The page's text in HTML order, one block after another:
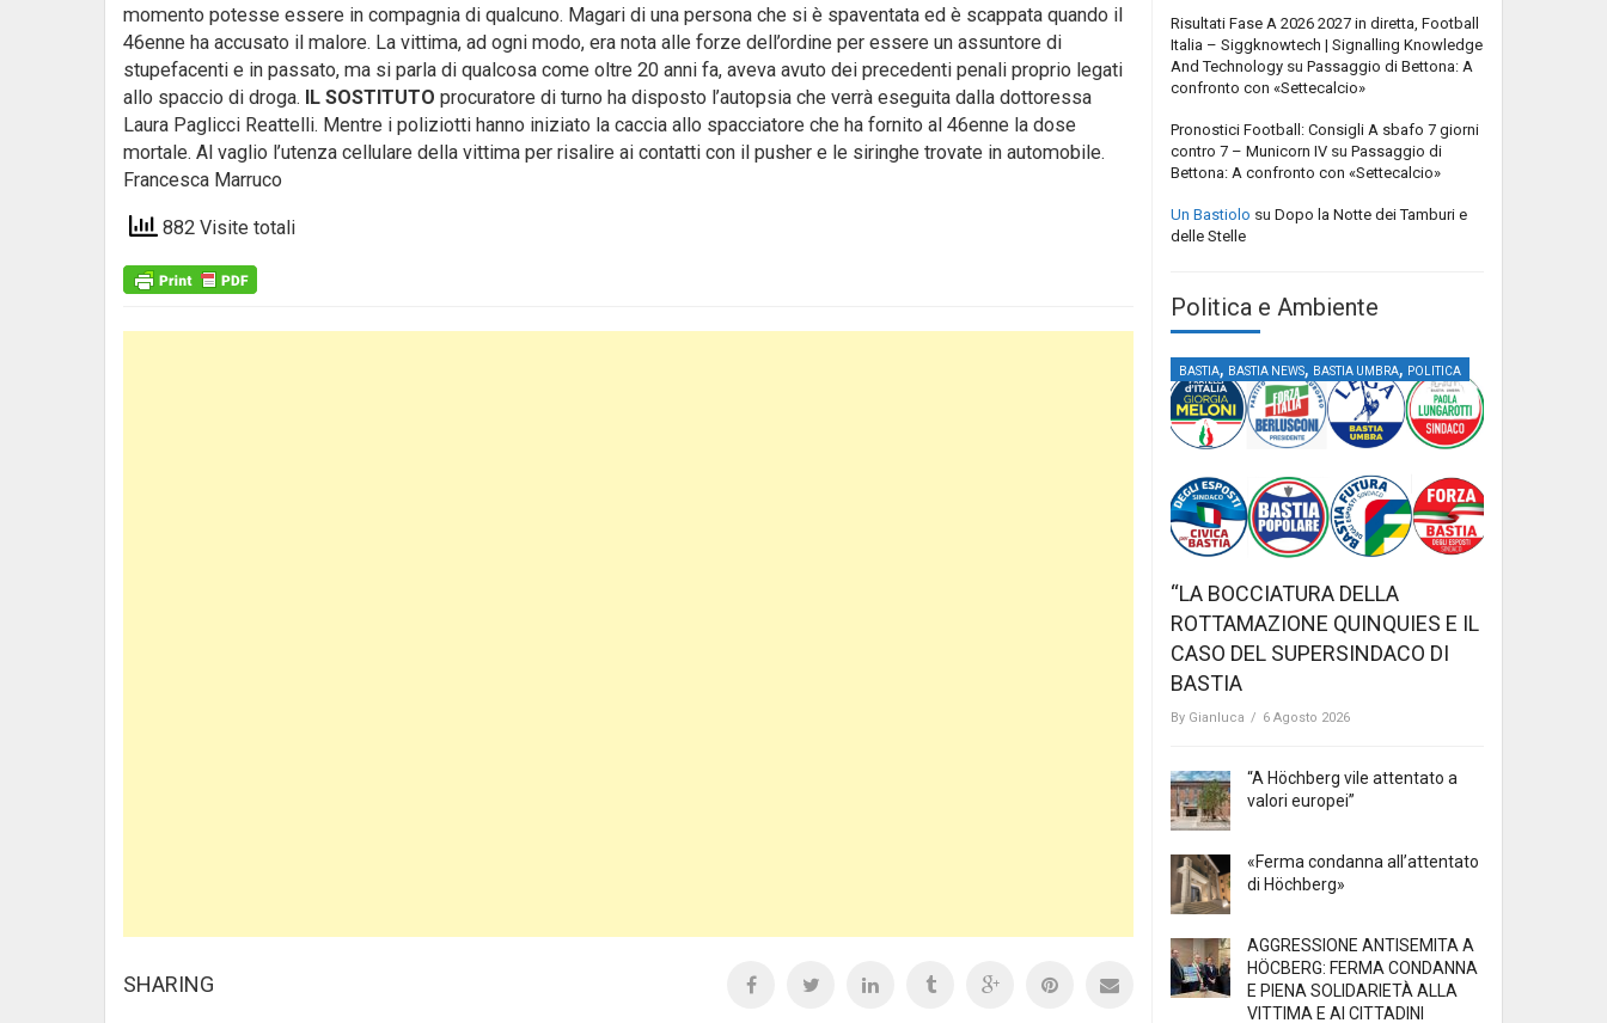
momento potesse essere in compagnia di qualcuno. Magari di una persona che si è spaventata ed è scappata quando il
46enne ha accusato il malore. La vittima, ad ogni modo, era nota alle forze dell’ordine per essere un assuntore di
stupefacenti e in passato, ma si parla di qualcosa come oltre 20 anni fa, aveva avuto dei precedenti penali proprio legati
allo spaccio di droga. IL SOSTITUTO procuratore di turno ha disposto l’autopsia che verrà eseguita dalla dottoressa
Laura Paglicci Reattelli. Mentre i poliziotti hanno iniziato la caccia allo spacciatore che ha fornito al 46enne la dose
mortale. Al vaglio l’utenza cellulare della vittima per risalire ai contatti con il pusher e le siringhe trovate in automobile.
Francesca Marruco
882 Visite totali
SHARING
Risultati Fase A 2026 2027 in diretta, Football
Italia – Siggknowtech | Signalling Knowledge
And Technology su Passaggio di Bettona: A
confronto con «Settecalcio»
Pronostici Football: Consigli A sbafo 7 giorni
contro 7 – Municorn IV su Passaggio di
Bettona: A confronto con «Settecalcio»
Un Bastiolo su Dopo la Notte dei Tamburi e
delle Stelle
Politica e Ambiente
BASTIA, BASTIA NEWS, BASTIA UMBRA, POLITICA
“LA BOCCIATURA DELLA
ROTTAMAZIONE QUINQUIES E IL
CASO DEL SUPERSINDACO DI
BASTIA
By Gianluca / 6 Agosto 2026
“A Höchberg vile attentato a
valori europei”
«Ferma condanna all’attentato
di Höchberg»
AGGRESSIONE ANTISEMITA A
HÖCBERG: FERMA CONDANNA
E PIENA SOLIDARIETÀ ALLA
VITTIMA E AI CITTADINI